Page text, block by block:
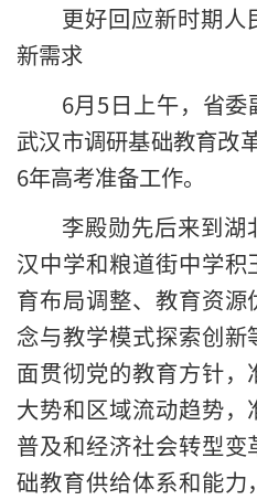
更好回应新时期
新需求
6月5日上午，省
武汉市调研基础教育改
6年高考准备工作。
李殿勋先后来到
汉中学和粮道街中学
育布局调整、教育资
念与教学模式探索创
面贯彻党的教育方针
大势和区域流动趋势
普及和经济社会转型
础教育供给体系和能